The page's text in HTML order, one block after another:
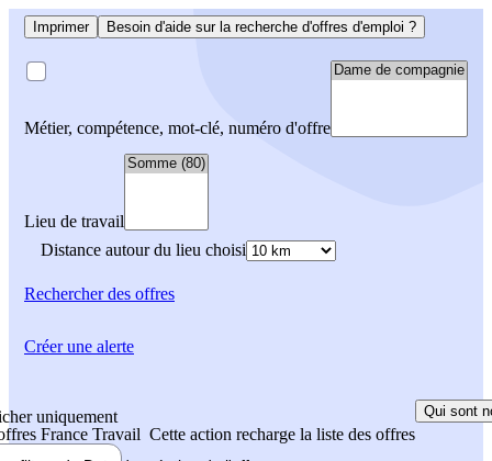
Imprimer Besoin d'aide sur la recherche d'offres d'emploi ?
Métier, compétence, mot-clé, numéro d'offre
Lieu de travail
Distance autour du lieu choisi
Rechercherdes offres
uniquement
France Travail Cette action recharge la liste des offres
Qui sont
Créer une alerte